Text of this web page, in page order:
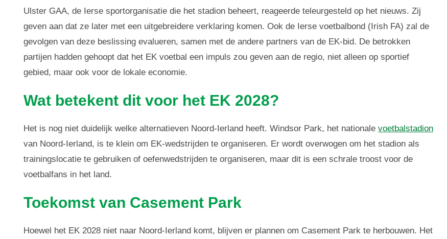
Ulster GAA, de Ierse sportorganisatie die het stadion beheert, reageerde teleurgesteld op het nieuws. Zij
geven aan dat ze later met een uitgebreidere verklaring komen. Ook de Ierse voetbalbond (Irish FA) zal de
gevolgen van deze beslissing evalueren, samen met de andere partners van de EK-bid. De betrokken
partijen hadden gehoopt dat het EK voetbal een impuls zou geven aan de regio, niet alleen op sportief
gebied, maar ook voor de lokale economie.
Wat betekent dit voor het EK 2028?
Het is nog niet duidelijk welke alternatieven Noord-Ierland heeft. Windsor Park, het nationalevoetbalstadion
van Noord-Ierland, is te klein om EK-wedstrijden te organiseren. Er wordt overwogen om het stadion als
trainingslocatie te gebruiken of oefenwedstrijden te organiseren, maar dit is een schrale troost voor de
voetbalfans in het land.
Toekomst van Casement Park
Hoewel het EK 2028 niet naar Noord-Ierland komt, blijven er plannen om Casement Park te herbouwen. Het